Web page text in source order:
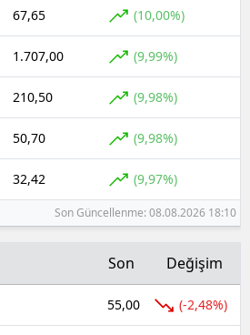
Karaman
Kırıkkale
Şırnak
Bartın
Ardahan
Yalova
Karabük
67,65 (10,00%)
1.707,00 (9,99%)
210,50 (9,98%)
50,70 (9,98%)
32,42 (9,97%)
Son Güncellenme: 08.08.2026 18:10
Son Değişim
55,00 (-2,48%)